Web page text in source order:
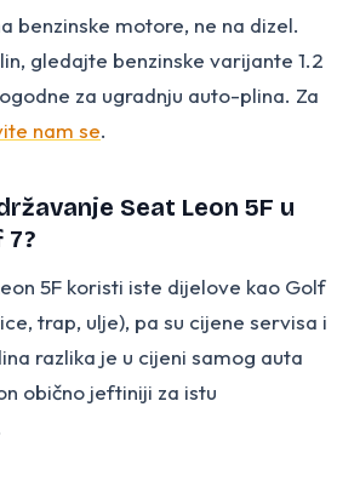
benzinske motore, ne na dizel.
gledajte benzinske varijante 1.2
za ugradnju auto-plina. Za
nam se.
Seat Leon 5F u
7?
5F koristi iste dijelove kao Golf
trap, ulje), pa su cijene servisa i
razlika je u cijeni samog auta
obično jeftiniji za istu